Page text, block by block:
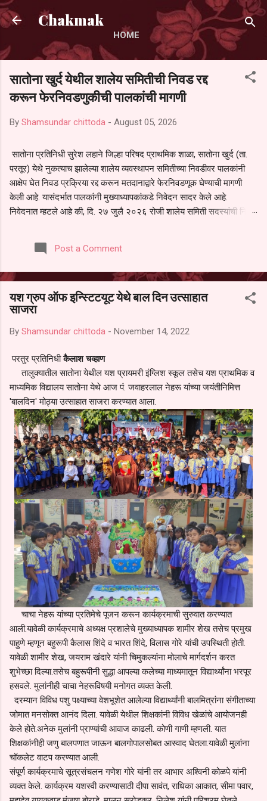
Skip to main content
Chakmak
HOME
सातोना खुर्द येथील शालेय समितीची निवड रद्द
करून फेरनिवडणुकीची पालकांची मागणी
By Shamsundar chittoda - August 05, 2026
सातोना प्रतिनिधी सुरेश लहाने जिल्हा परिषद प्राथमिक शाळा, सातोना खुर्द (ता.
परतूर) येथे नुकत्याच झालेल्या शालेय व्यवस्थापन समितीच्या निवडीवर पालकांनी
आक्षेप घेत निवड प्रक्रिया रद्द करून मतदानाद्वारे फेरनिवडणूक घेण्याची मागणी
केली आहे. यासंदर्भात पालकांनी मुख्याध्यापकांकडे निवेदन सादर केले आहे.
निवेदनात म्हटले आहे की, दि. २७ जुलै २०२६ रोजी शालेय समिती सदस्यांची निवड
पालकांना देण्यात आली नसल्याने मोठ्या संख्येने पालक बैठकीस उपस्थित राहू शकले
नाहीत. तसेच सर्व पालकांना विश्वासात न घेता निवड प्रक्रिया पूर्ण करण्यात
करण्यात यावी आणि सर्व पालकांच्या उपस्थितीत मतदान पद्धतीने शालेय समितीची
फेरनिवडणूक घेण्यात यावी, अशी मागणी पालकांनी केली आहे. या निवेदनाच्या प्रती
जिल्हा शिक्षण अधिकारी (प्राथमिक), जालना तसेच तालुका शिक्षण अधिकारी,
परतूर यांनाही पाठविण्यात आल्या असून प्रशासन याबाबत काय निर्णय घेते, याकडे
Post a Comment
यश ग्रुप ऑफ इन्स्टिटयूट येथे बाल दिन उत्साहात
साजरा
By Shamsundar chittoda - November 14, 2022
परतुर प्रतिनिधीकैलाश चव्हाण
तालुक्यातील सातोना येथील यश प्रायमरी इंग्लिश स्कूल तसेच यश प्राथमिक व
माध्यमिक विद्यालय सातोना येथे आज पं. जवाहरलाल नेहरू यांच्या जयंतीनिमित्त
'बालदिन' मोठ्या उत्साहात साजरा करण्यात आला.
चाचा नेहरू यांच्या प्रतिमेचे पूजन करून कार्यक्रमाची सुरुवात करण्यात
आली.यावेळी कार्यक्रमाचे अध्यक्ष प्रशालेचे मुख्याध्यापक शामीर शेख तसेच प्रमुख
पाहुणे म्हणून बहुरूपी कैलास शिंदे व भारत शिंदे, विलास गोरे यांची उपस्थिती होती.
यावेळी शामीर शेख, जयराम खंदारे यांनी चिमुकल्यांना मोलाचे मार्गदर्शन करत
शुभेच्छा दिल्या.तसेच बहुरूपीनी सुद्धा आपल्या कलेच्या माध्यमातून विद्यार्थ्यांना भरपूर
हसवले. मुलांनीही चाचा नेहरूविषयी मनोगत व्यक्त केली.
दरम्यान विविध पशु पक्ष्याच्या वेशभूशेत आलेल्या विद्यार्थ्यांनी बालमित्रांना संगीताच्या
जोमात मनसोक्त आनंद दिला. यावेळी येथील शिक्षकांनी विविध खेळांचे आयोजनही
केले होते.अनेक मुलांनी प्राण्यांची आवाज काढली. कोणी गाणी म्हणली. यात
शिक्षकांनीही जणु बालपणात जाऊन बालगोपालसोबत आस्वाद घेतला.यावेळी मुलांना
चॉकलेट वाटप करण्यात आली.
संपूर्ण कार्यक्रमाचे सूत्रसंचलन गणेश गोरे यांनी तर आभार अश्विनी कोळपे यांनी
व्यक्त केले. कार्यक्रम यशस्वी करण्यासाठी दीपा सावंत, राधिका आकात, सीमा पवार,